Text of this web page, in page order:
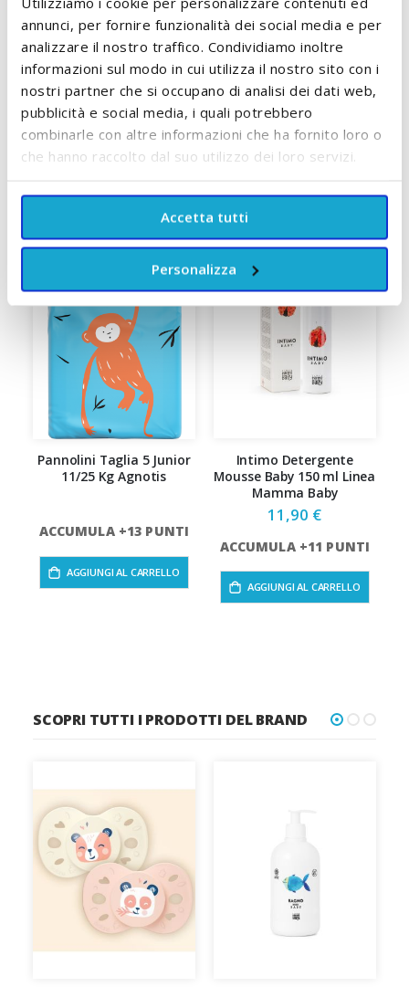
annunci, per fornire funzionalità dei social media e per
analizzare il nostro traffico. Condividiamo inoltre
informazioni sul modo in cui utilizza il nostro sito con i
nostri partner che si occupano di analisi dei dati web,
pubblicità e social media, i quali potrebbero
combinarle con altre informazioni che ha fornito loro o
che hanno raccolto dal suo utilizzo dei loro servizi.
Accetta tutti
Personalizza
DOVE SI BUTTANO
RECENSIONI
POTREBBE PIACERTI ANCHE:
Pannolini Taglia 5 Junior
11/25 Kg Agnotis
ACCUMULA +13 PUNTI
AGGIUNGI AL CARRELLO
Intimo Detergente
Mousse Baby 150 ml Linea
Mamma Baby
11,90 €
ACCUMULA +11 PUNTI
AGGIUNGI AL CARRELLO
SCOPRI TUTTI I PRODOTTI DEL BRAND